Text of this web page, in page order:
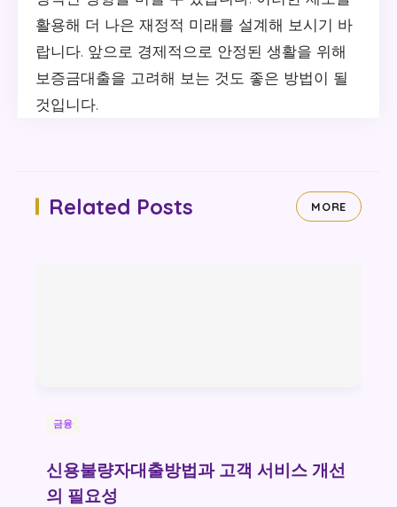
활용해 더 나은 재정적 미래를 설계해 보시기 바
랍니다. 앞으로 경제적으로 안정된 생활을 위해
보증금대출을 고려해 보는 것도 좋은 방법이 될
것입니다.
Related Posts MORE
금융
신용불량자대출방법과 고객 서비스 개선
의 필요성